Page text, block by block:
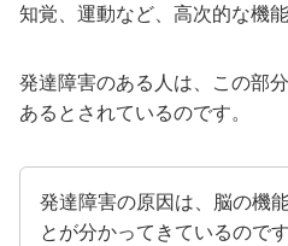
知覚、運動など、高次的な機
発達障害のある人は、この部
あるとされているのです。
発達障害の原因は、脳の機
とが分かってきているのです